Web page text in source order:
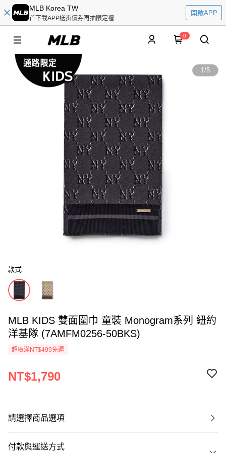
MLB Korea TW
首下載APP送折價券再抽限定禮
開啟APP
0
1/5
款式
MLB KIDS 雙面圍巾 童裝 Monogram系列 紐約
洋基隊 (7AMFM0256-50BKS)
超取滿NT$499免運
NT$1,790
請選擇商品選項
付款與運送方式